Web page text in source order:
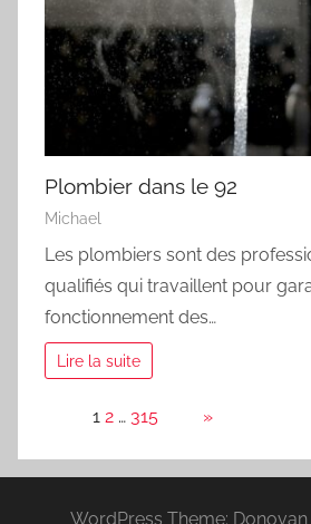
Plombier dans le 92
Michael
Les plombiers sont des
qualifiés qui travaillent pour
fonctionnement des…
Lire la suite
Page:1 2 … 315 »
WordPress Theme: